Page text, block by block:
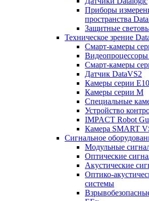
Приборы
пространства
Защитные
Техническое зрение
Смарт-камеры
Смарт-камеры
Датчик DataVS2
Камеры серии
Камеры серии M
Специальные
Устройство
IMPACT Robot
Камера SMART
Cигнальное
Модульные
Оптические
Акустические
Оптико-
системы